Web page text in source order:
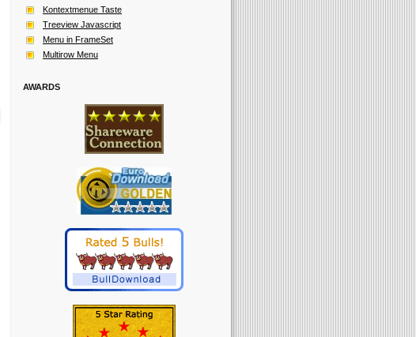
Kontextmenue Taste
Treeview Javascript
Menu in FrameSet
Multirow Menu
AWARDS